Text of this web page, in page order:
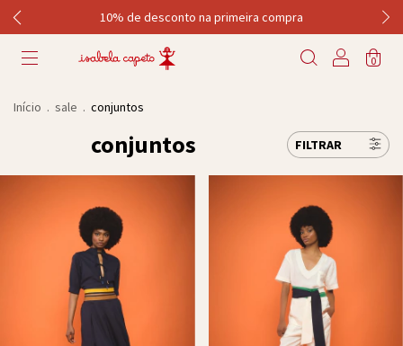
10% de desconto na primeira compra
0
Início . sale . conjuntos
conjuntos FILTRAR